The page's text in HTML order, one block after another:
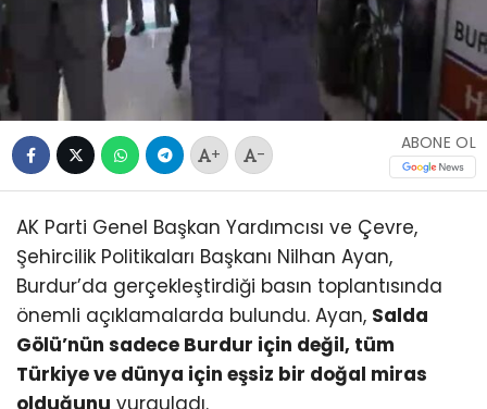
+ -
ABONE OL
AK Parti Genel Başkan Yardımcısı ve Çevre,
Şehircilik Politikaları Başkanı Nilhan Ayan,
Burdur’da gerçekleştirdiği basın toplantısında
önemli açıklamalarda bulundu. Ayan, Salda
Gölü’nün sadece Burdur için değil, tüm
Türkiye ve dünya için eşsiz bir doğal miras
olduğunu vurguladı.